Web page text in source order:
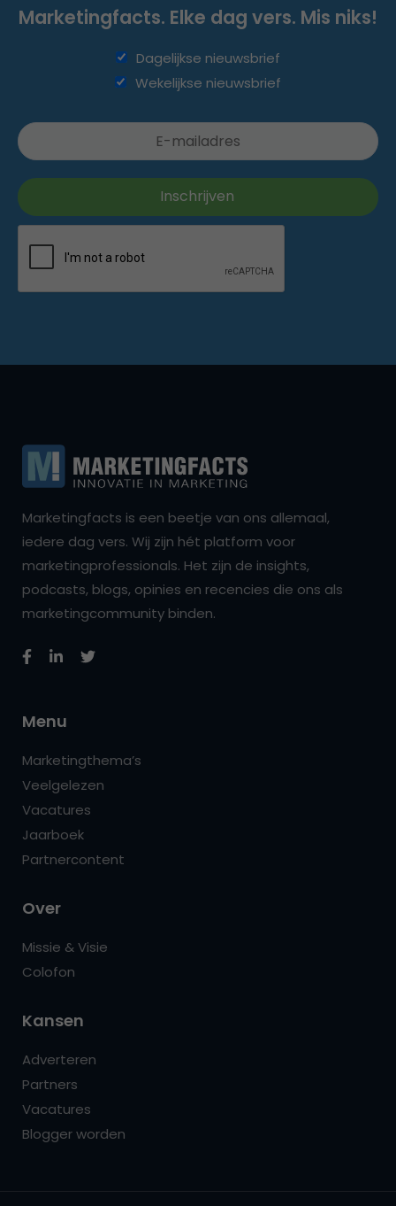
Marketingfacts. Elke dag vers. Mis niks!
Dagelijkse nieuwsbrief
Wekelijkse nieuwsbrief
Marketingfacts is een beetje van ons allemaal,
iedere dag vers. Wij zijn hét platform voor
marketingprofessionals. Het zijn de insights,
podcasts, blogs, opinies en recencies die ons als
marketingcommunity binden.
Menu
Marketingthema’s
Veelgelezen
Vacatures
Jaarboek
Partnercontent
Over
Missie & Visie
Colofon
Kansen
Adverteren
Partners
Vacatures
Blogger worden